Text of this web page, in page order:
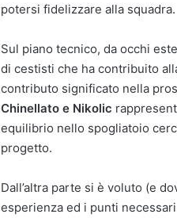
potersi fidelizzare alla squadra.
Sul piano tecnico, da occhi
di cestisti che ha contribuito
contributo significato nella
Chinellato e Nikolic
equilibrio nello spogliatoio
progetto.
Dall’altra parte si è voluto (e
esperienza ed i punti